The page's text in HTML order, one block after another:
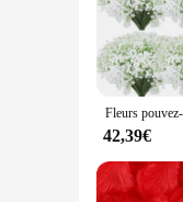
42,39€